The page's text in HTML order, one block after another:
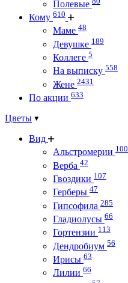
Полевые
Кому 610
Маме 48
Девушке 189
Коллеге 5
На выписку 558
Жене 2431
По акции 633
Цветы
Вид
Альстромерии 100
Верба 42
Гвоздики 107
Герберы 47
Гипсофила 285
Гладиолусы 66
Гортензии 113
Дендробиум 56
Ирисы 63
Лилии 66